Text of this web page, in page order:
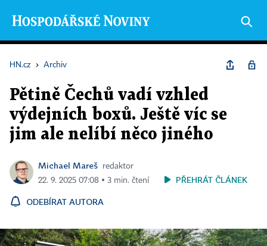
HN.cz › Archiv
Pětině Čechů vadí vzhled
výdejních boxů. Ještě víc se
jim ale nelíbí něco jiného
Michael Mareš
redaktor
22. 9. 2025 07:08 ▪ 3 min. čtení
PŘEHRÁT ČLÁNEK
ODEBÍRAT AUTORA